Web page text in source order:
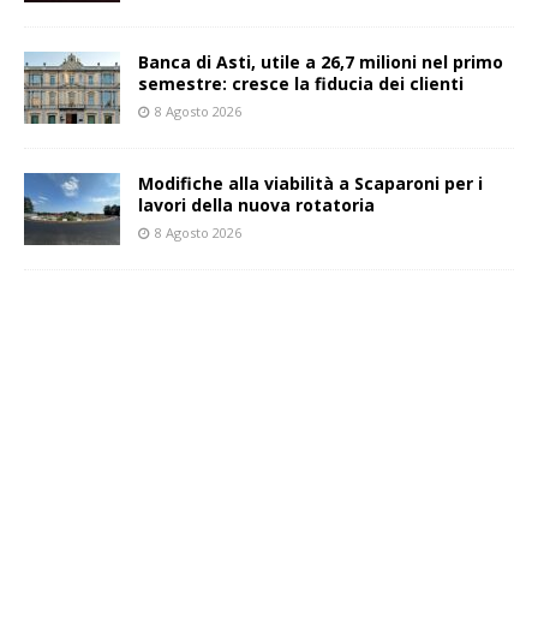
Banca di Asti, utile a 26,7 milioni nel primo
semestre: cresce la fiducia dei clienti
8 Agosto 2026
Modifiche alla viabilità a Scaparoni per i
lavori della nuova rotatoria
8 Agosto 2026